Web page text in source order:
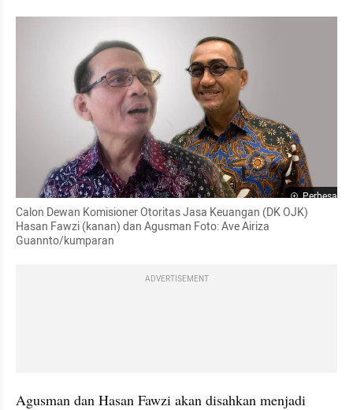
Perbesar
Calon Dewan Komisioner Otoritas Jasa Keuangan (DK OJK)
Hasan Fawzi (kanan) dan Agusman Foto: Ave Airiza
Guannto/kumparan
ADVERTISEMENT
Agusman dan Hasan Fawzi akan disahkan menjadi